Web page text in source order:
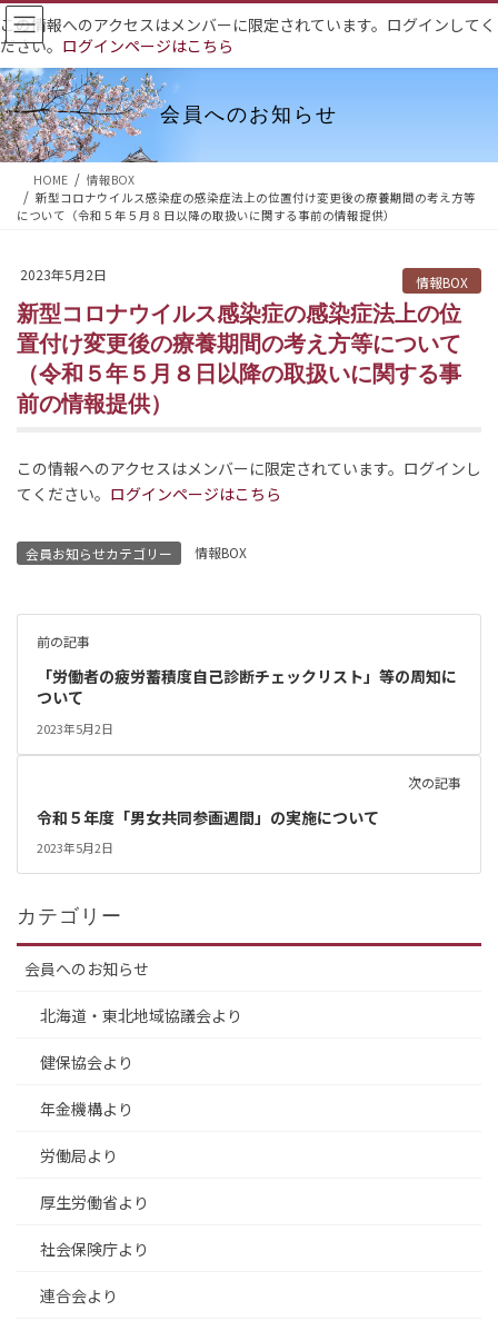
コ
ン
テ
ン
ツ
へ
ス
ナ
ビ
ゲ
ー
シ
ョ
ン
この情報へのアクセスはメンバーに限定されています。ログインしてく
ださい。 ログインページはこちら
会員へのお知らせ
HOME
情報BOX
新型コロナウイルス感染症の感染症法上の位置付け変更後の療養期間の考え方等
について（令和５年５月８日以降の取扱いに関する事前の情報提供）
2023年5月2日 情報BOX
新型コロナウイルス感染症の感染症法上の位
置付け変更後の療養期間の考え方等について
（令和５年５月８日以降の取扱いに関する事
前の情報提供）
この情報へのアクセスはメンバーに限定されています。ログインし
てください。 ログインページはこちら
会員お知らせカテゴリー 情報BOX
前の記事
「労働者の疲労蓄積度自己診断チェックリスト」等の周知に
ついて
2023年5月2日
次の記事
令和５年度「男女共同参画週間」の実施について
2023年5月2日
カテゴリー
会員へのお知らせ
北海道・東北地域協議会より
健保協会より
年金機構より
労働局より
厚生労働省より
社会保険庁より
連合会より